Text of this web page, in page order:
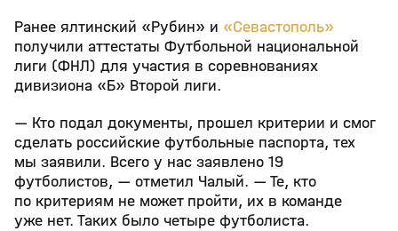
Ранее ялтинский «Рубин» и «Севастополь»
получили аттестаты Футбольной национальной
лиги (ФНЛ) для участия в соревнованиях
дивизиона «Б» Второй лиги.
— Кто подал документы, прошел критерии и смог
сделать российские футбольные паспорта, тех
мы заявили. Всего у нас заявлено 19
футболистов, — отметил Чалый. — Те, кто
по критериям не может пройти, их в команде
уже нет. Таких было четыре футболиста.